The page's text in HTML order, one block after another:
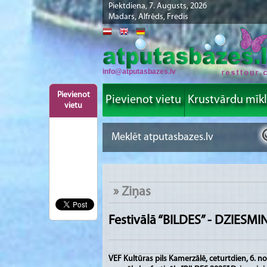
Piektdiena, 7. Augusts, 2026
Madars, Alfrēds, Fredis
Pievienot
vietu
info@atputasbazes.lv
Pievienot vietu Krustvārdu
»Ziņas
Festivālā “BILDES” -
VEF Kultūras pils Kamerzālē, ceturtdien, 6.